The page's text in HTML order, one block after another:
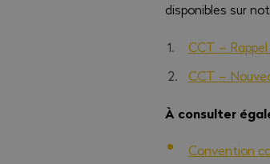
disponibles sur
CCT –
CCT –
À consulter
Convention